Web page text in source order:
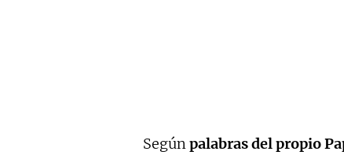
Segúnpalabras del propio